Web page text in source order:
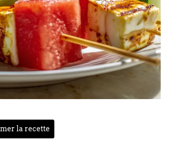
la recette